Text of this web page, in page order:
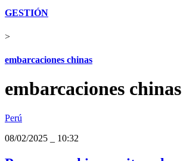
GESTIÓN
>
embarcaciones chinas
embarcaciones chinas
Perú
08/02/2025
10:32